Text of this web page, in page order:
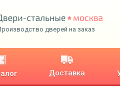
дверей на заказ
Доставка